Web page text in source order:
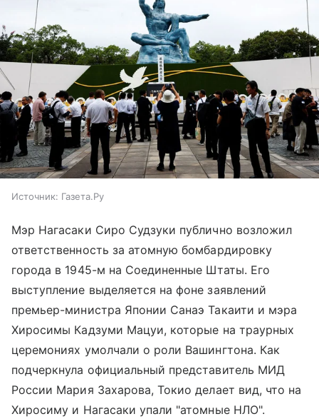
Источник: Газета.Ру
Мэр Нагасаки Сиро Судзуки публично возложил
ответственность за атомную бомбардировку
города в 1945-м на Соединенные Штаты. Его
выступление выделяется на фоне заявлений
премьер-министра Японии Санаэ Такаити и мэра
Хиросимы Кадзуми Мацуи, которые на траурных
церемониях умолчали о роли Вашингтона. Как
подчеркнула официальный представитель МИД
России Мария Захарова, Токио делает вид, что на
Хиросиму и Нагасаки упали "атомные НЛО".